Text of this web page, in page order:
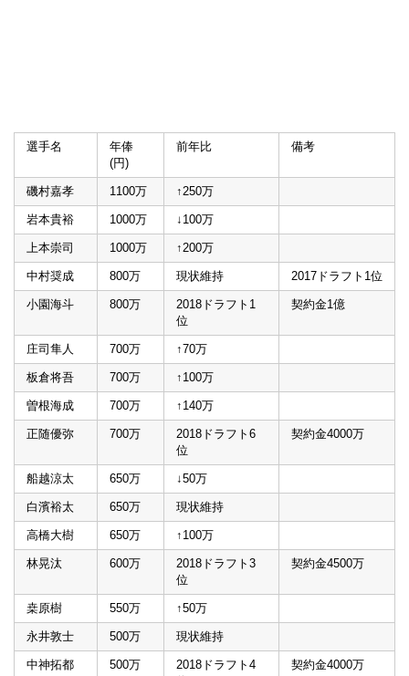
選手名
年俸
(円)
前年比 備考
磯村嘉孝 1100万 ↑250万
岩本貴裕 1000万 ↓100万
上本崇司 1000万 ↑200万
中村奨成 800万 現状維持 2017ドラフト1位
小園海斗 800万
2018ドラフト1
位
契約金1億
庄司隼人 700万 ↑70万
板倉将吾 700万 ↑100万
曽根海成 700万 ↑140万
正随優弥 700万
2018ドラフト6
位
契約金4000万
船越涼太 650万 ↓50万
白濱裕太 650万 現状維持
高橋大樹 650万 ↑100万
林晃汰 600万
2018ドラフト3
位
契約金4500万
桒原樹 550万 ↑50万
永井敦士 500万 現状維持
中神拓都 500万
2018ドラフト4
契約金4000万